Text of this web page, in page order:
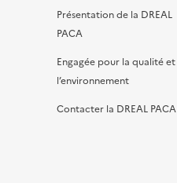
Présentation de la DREAL
PACA
Engagée pour la qualité et
l’environnement
Contacter la DREAL PACA